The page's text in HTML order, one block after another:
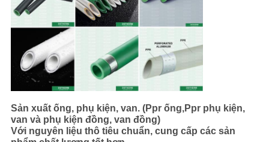
Sản xuất ống, phụ kiện, van. (Ppr ống,Ppr phụ kiện,
van và phụ kiện đồng, van đồng)
Với nguyên liệu thô tiêu chuẩn, cung cấp các sản